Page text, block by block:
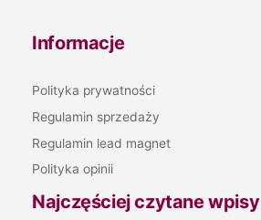
Informacje
Polityka prywatności
Regulamin sprzedaży
Regulamin lead magnet
Polityka opinii
Najczęściej czytane wpisy